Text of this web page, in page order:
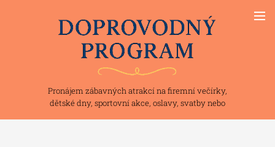
Pronájem zábavných atrakcí na firemní večírky,
dětské dny, sportovní akce, oslavy, svatby nebo